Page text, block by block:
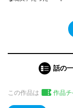
話の
この作品は 作品チ